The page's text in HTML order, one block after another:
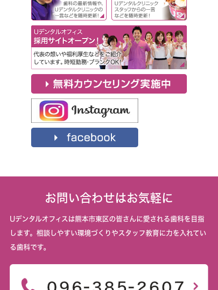
お問い合わせはお気軽に
Uデンタルオフィスは熊本市東区の皆さんに愛される歯科を目指
します。相談しやすい環境づくりやスタッフ教育に力を入れてい
る歯科です。